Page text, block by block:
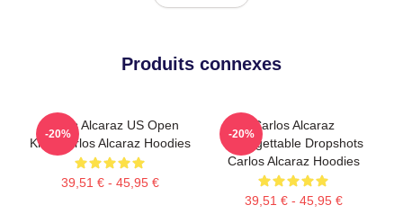
Produits connexes
Carlos Alcaraz US Open
King Carlos Alcaraz Hoodies
39,51 € - 45,95 €
-20%
Carlos Alcaraz
Unforgettable Dropshots
Carlos Alcaraz Hoodies
39,51 € - 45,95 €
-20%